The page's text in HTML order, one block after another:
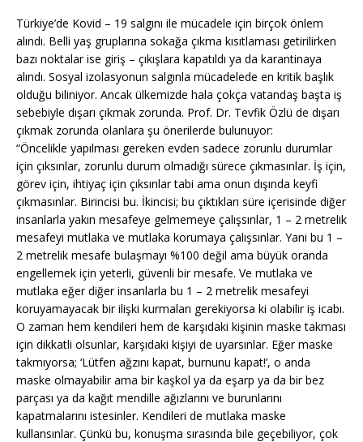
Türkiye’de Kovid – 19 salgını ile mücadele için birçok önlem
alındı. Belli yaş gruplarına sokağa çıkma kısıtlaması getirilirken
bazı noktalar ise giriş – çıkışlara kapatıldı ya da karantinaya
alındı. Sosyal izolasyonun salgınla mücadelede en kritik başlık
olduğu biliniyor. Ancak ülkemizde hala çokça vatandaş başta iş
sebebiyle dışarı çıkmak zorunda. Prof. Dr. Tevfik Özlü de dışarı
çıkmak zorunda olanlara şu önerilerde bulunuyor:
“Öncelikle yapılması gereken evden sadece zorunlu durumlar
için çıksınlar, zorunlu durum olmadığı sürece çıkmasınlar. İş için,
görev için, ihtiyaç için çıksınlar tabi ama onun dışında keyfi
çıkmasınlar. Birincisi bu. İkincisi; bu çıktıkları süre içerisinde diğer
insanlarla yakın mesafeye gelmemeye çalışsınlar, 1 – 2 metrelik
mesafeyi mutlaka ve mutlaka korumaya çalışsınlar. Yani bu 1 –
2 metrelik mesafe bulaşmayı %100 değil ama büyük oranda
engellemek için yeterli, güvenli bir mesafe. Ve mutlaka ve
mutlaka eğer diğer insanlarla bu 1 – 2 metrelik mesafeyi
koruyamayacak bir ilişki kurmaları gerekiyorsa ki olabilir iş icabı.
O zaman hem kendileri hem de karşıdaki kişinin maske takması
için dikkatli olsunlar, karşıdaki kişiyi de uyarsınlar. Eğer maske
takmıyorsa; ‘Lütfen ağzını kapat, burnunu kapat!’, o anda
maske olmayabilir ama bir kaşkol ya da eşarp ya da bir bez
parçası ya da kağıt mendille ağızlarını ve burunlarını
kapatmalarını istesinler. Kendileri de mutlaka maske
kullansınlar. Çünkü bu, konuşma sırasında bile geçebiliyor, çok